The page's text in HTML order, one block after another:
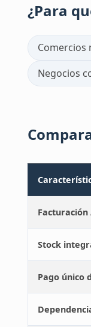
¿Para
Comercios
Negocios
Facturación
Stock
Pago único